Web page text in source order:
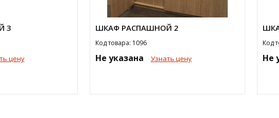
3
цену
ШКАФ РАСПАШНОЙ 2
Код товара: 1096
Не указана Узнать цену
Код
Не